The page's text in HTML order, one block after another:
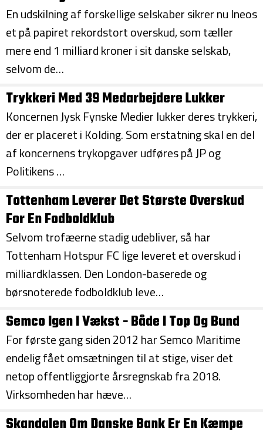
En udskilning af forskellige selskaber sikrer nu Ineos
et på papiret rekordstort overskud, som tæller
mere end 1 milliard kroner i sit danske selskab,
selvom de…
Trykkeri Med 39 Medarbejdere Lukker
Koncernen Jysk Fynske Medier lukker deres trykkeri,
der er placeret i Kolding. Som erstatning skal en del
af koncernens trykopgaver udføres på JP og
Politikens …
Tottenham Leverer Det Største Overskud
For En Fodboldklub
Selvom trofæerne stadig udebliver, så har
Tottenham Hotspur FC lige leveret et overskud i
milliardklassen. Den London-baserede og
børsnoterede fodboldklub leve…
Semco Igen I Vækst - Både I Top Og Bund
For første gang siden 2012 har Semco Maritime
endelig fået omsætningen til at stige, viser det
netop offentliggjorte årsregnskab fra 2018.
Virksomheden har hæve…
Skandalen Om Danske Bank Er En Kæmpe